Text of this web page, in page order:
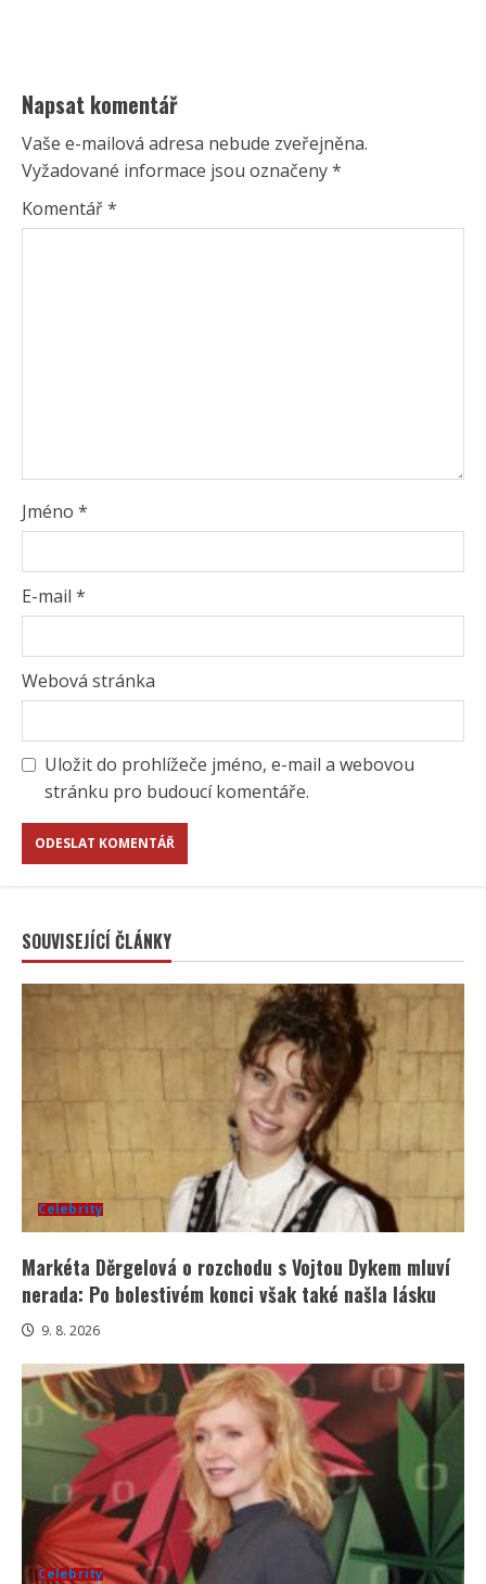
Napsat komentář
Vaše e-mailová adresa nebude zveřejněna.
Vyžadované informace jsou označeny*
Komentář*
Jméno *
E-mail *
Webová stránka
Uložit do prohlížeče jméno, e-mail a webovou
stránku pro budoucí komentáře.
SOUVISEJÍCÍ ČLÁNKY
Celebrity
Markéta Děrgelová o rozchodu s Vojtou Dykem mluví
nerada: Po bolestivém konci však také našla lásku
9. 8. 2026
Celebrity